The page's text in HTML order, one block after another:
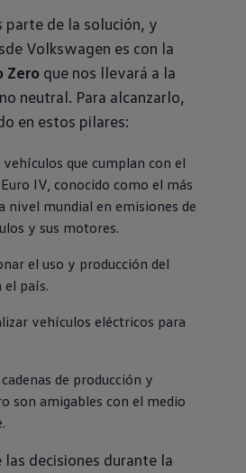
parte de la solución, y
Volkswagen es con la
Zero que nos llevará a la
neutral. Para alcanzarlo,
en estos pilares:
que cumplan con el
IV, conocido como el más
nivel mundial en emisiones de
y sus motores.
el uso y producción del
el país.
vehículos eléctricos para
de producción y
son amigables con el medio
las decisiones durante la